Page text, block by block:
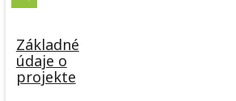
Základné
údaje o
projekte